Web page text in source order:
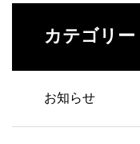
カテゴリー
お知らせ